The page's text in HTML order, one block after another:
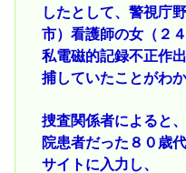
したとして、警視庁
市）看護師の女（２
私電磁的記録不正作
捕していたことがわか
捜査関係者によると
院患者だった８０歳
サイトに入力し、